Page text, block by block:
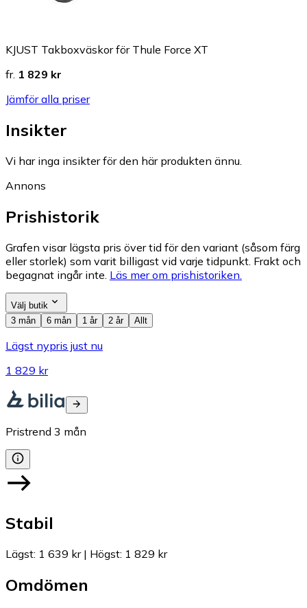
KJUST Takboxväskor för Thule Force XT
fr. 1 829 kr
Jämför alla priser
Insikter
Vi har inga insikter för den här produkten ännu.
Annons
Prishistorik
Grafen visar lägsta pris över tid för den variant (såsom färg
eller storlek) som varit billigast vid varje tidpunkt. Frakt och
begagnat ingår inte. Läs mer om prishistoriken.
Välj butik
3 mån
6 mån 1 år 2 år Allt
Lägst nypris just nu
1 829 kr
Pristrend 3 mån
Stabil
Lägst: 1 639 kr| Högst: 1 829 kr
Omdömen